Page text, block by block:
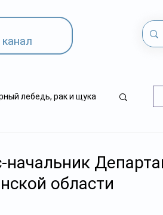
лебедь, рак и щука
области